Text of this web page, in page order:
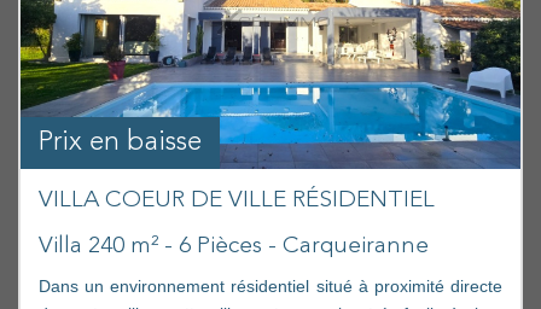
Prix en baisse
VILLA COEUR DE VILLE RÉSIDENTIEL
Villa 240 m² - 6 Pièces - Carqueiranne
Dans un environnement résidentiel situé à proximité directe